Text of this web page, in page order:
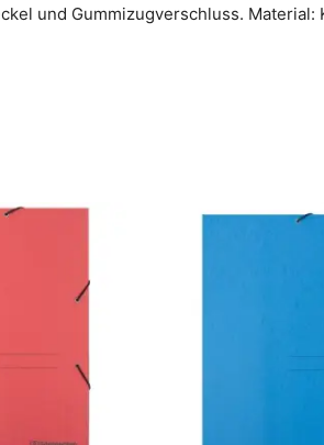
und Gummizugverschluss.